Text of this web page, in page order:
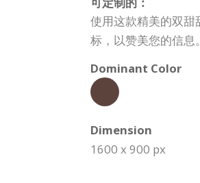
使用这款精美的双
标，以赞美您的信息。
Dominant Color
Dimension
1600 x 900 px